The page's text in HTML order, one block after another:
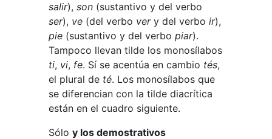
salir), son (sustantivo y del verbo
ser), ve (del verbo ver y del verbo ir),
pie (sustantivo y del verbo piar).
Tampoco llevan tilde los monosílabos
ti, vi, fe. Sí se acentúa en cambio tés,
el plural de té. Los monosílabos que
se diferencian con la tilde diacrítica
están en el cuadro siguiente.
Sólo y los demostrativos